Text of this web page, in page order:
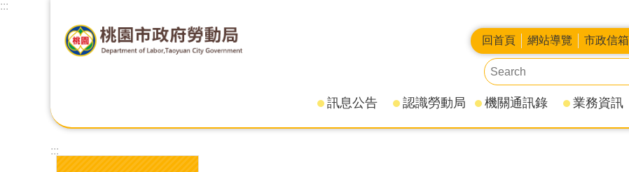
:::
回首頁 網站導覽 市政信箱
訊息公告 認識勞動局 機關通訊錄 業務資訊
:::